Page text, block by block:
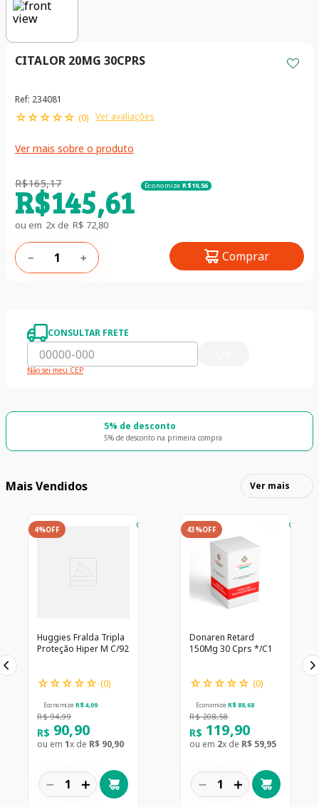
CITALOR 20MG 30CPRS
Ref: 234081
☆☆☆☆☆ (0) Ver avaliações
Ver mais sobre o produto
R$165,17 Economize R$19,56
R$145,61
ou em 2x de R$ 72,80
＋
－ Comprar
CONSULTAR FRETE
Não sei meu CEP
5% de desconto
5% de desconto na primeira compra
Mais Vendidos Ver mais
4%OFF
Huggies Fralda Tripla
Proteção Hiper M C/92
☆☆☆☆☆ (0)
Economize R$ 4,09
R$ 94,99
R$ 90,90
ou em 1x de R$ 90,90
＋
－
43%OFF
Donaren Retard
150Mg 30 Cprs */C1
☆☆☆☆☆ (0)
Economize R$ 88,68
R$ 208,58
R$ 119,90
ou em 2x de R$ 59,95
＋
－